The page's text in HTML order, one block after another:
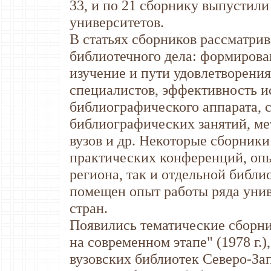
33, и по 21 сборнику
университетов.
В статьях сборников
библиотечного дела:
изучение и пути
специалистов, эффективность
библиографического
библиографических занятий,
вузов и др. Некоторые
практических конференций,
региона, так и отдельной
помещен опыт работы ряда
стран.
Появились тематические
на современном этапе" (1978
вузовских библиотек Северо-